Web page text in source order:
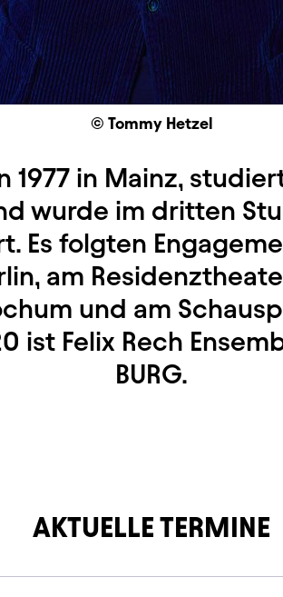
© Tommy Hetzel
1977 in Mainz,
wurde im dritten
Es folgten
am
und am
ist Felix Rech
BURG.
AKTUELLE TERMINE